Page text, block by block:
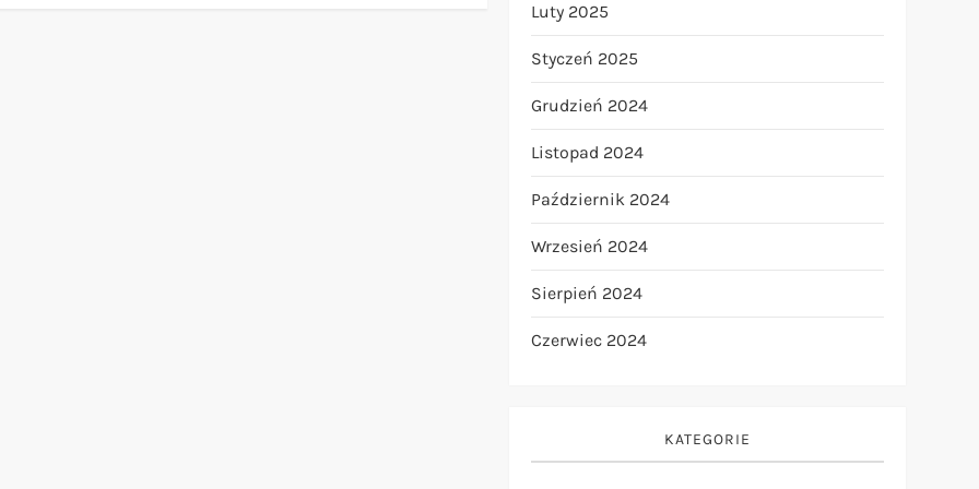
Luty 2025
Styczeń 2025
Grudzień 2024
Listopad 2024
Październik 2024
Wrzesień 2024
Sierpień 2024
Czerwiec 2024
KATEGORIE